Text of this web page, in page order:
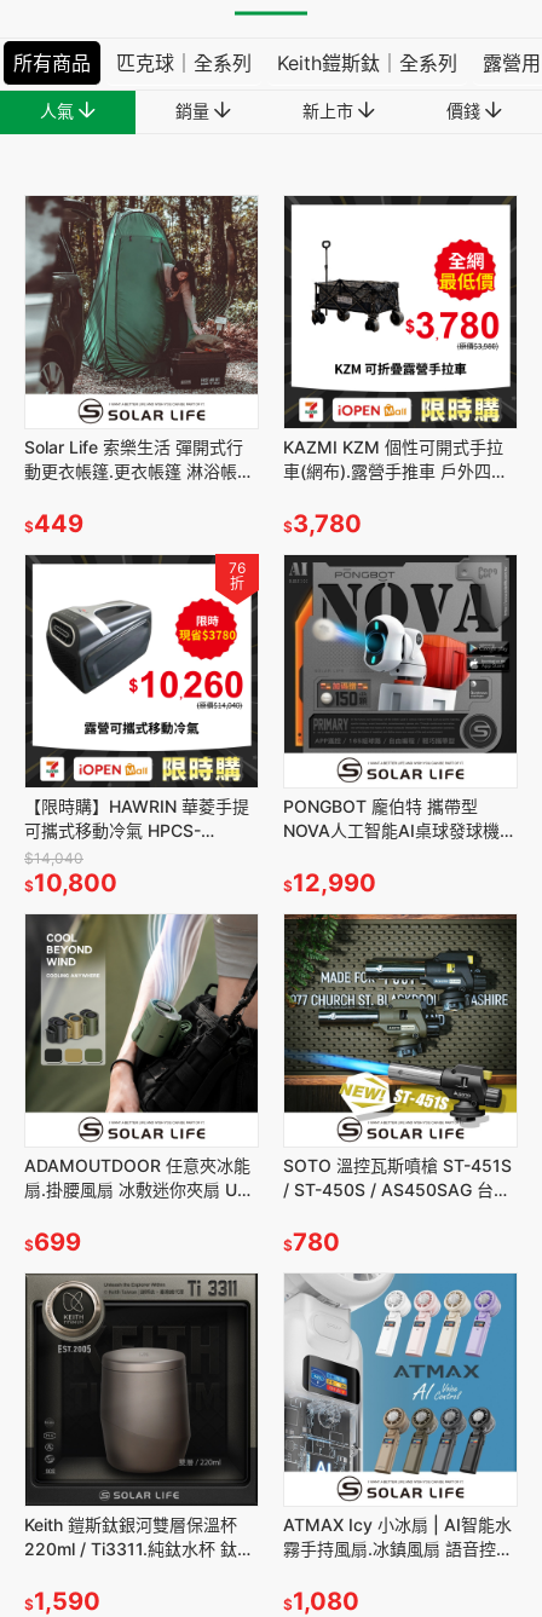
所有商品 匹克球｜全系列 Keith鎧斯鈦｜全系列 露營
人氣 銷量 新上市 價錢
Solar Life 索樂生活 彈開式行
動更衣帳篷.更衣帳篷 淋浴帳篷
澡帳
$449
KAZMI KZM 個性可開式手拉
車(網布).露營手推車 戶外四輪
車 收納裝備車
$3,780
76
折
【限時購】HAWRIN 華菱手提
可攜式移動冷氣 HPCS-
110KA110T.車泊車宿 露營冷氣
移動式空調 帳篷冷氣機
$14,040
$10,800
PONGBOT 龐伯特 攜帶型
NOVA人工智能AI桌球發球機/
球機器人 一人打球
$12,990
ADAMOUTDOOR 任意夾冰能
扇.掛腰風扇 冰敷迷你夾扇 USB
小風扇
$699
SOTO 溫控瓦斯噴槍 ST-451S
/ ST-450S / AS450SAG 台灣
槍
$780
Keith 鎧斯鈦銀河雙層保溫杯
220ml / Ti3311.純鈦水杯 鈦咖
馬克杯
$1,590
ATMAX Icy 小冰扇 | AI智能水
霧手持風扇.冰鎮風扇 語音控制
脖掛電扇
$1,080